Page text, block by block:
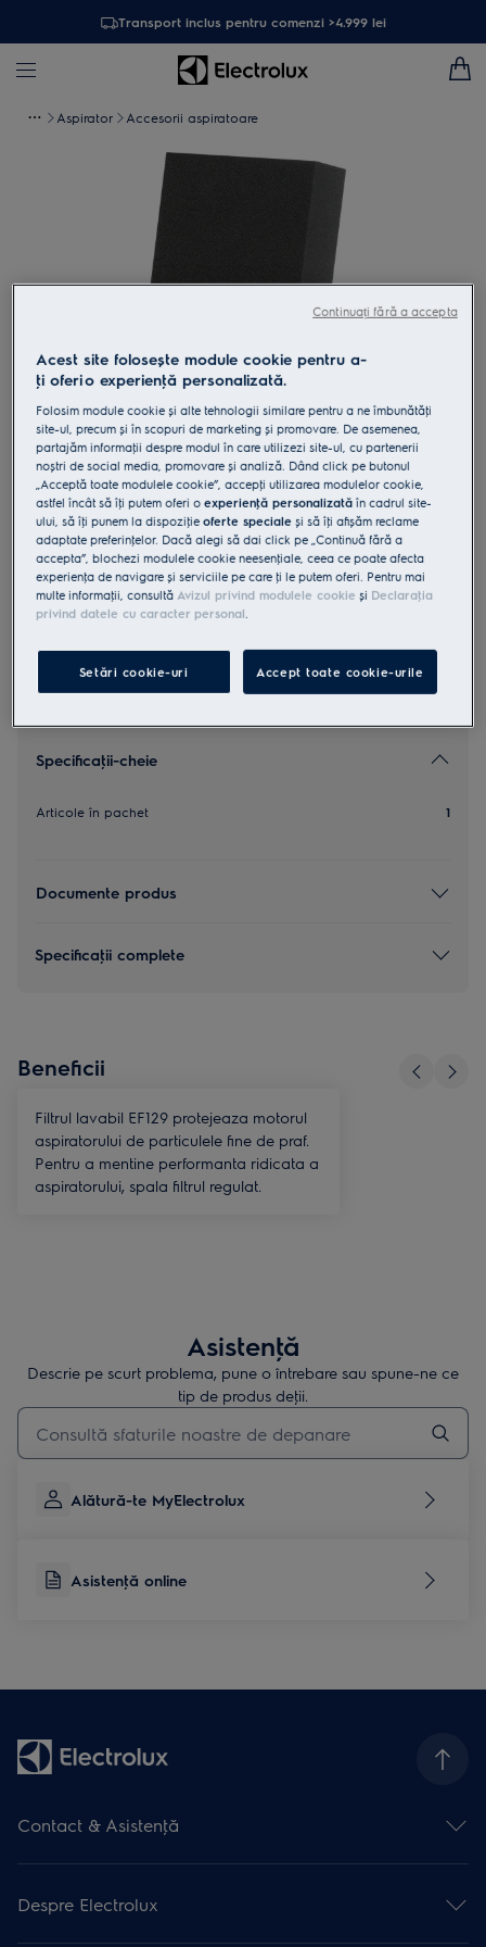
Transport inclus pentru comenzi >4.999 lei
Aspirator Accesorii aspiratoare
Atinge pentru zoom
EF129
Filtru motor aspiratoare fara sac
0 (0)
Specificaţii-cheie
Articole în pachet 1
Documente produs
Specificaţii complete
Beneficii
Filtrul lavabil EF129 protejeaza motorul
aspiratorului de particulele fine de praf.
Pentru a mentine performanta ridicata a
aspiratorului, spala filtrul regulat.
Asistenţă
Descrie pe scurt problema, pune o întrebare sau spune-ne ce
tip de produs deţii.
Type to search for support articles
Alătură-te MyElectrolux
Asistenţă online
Contact & Asistenţă
Asistenţă online
Asistenţă service
Articole de asistență
Despre Electrolux
Acest site folosește module cookie pentru a-
ţi oferi o experienţă personalizată.
Folosim module cookie și alte tehnologii similare pentru a ne îmbunătăţi
site-ul, precum și în scopuri de marketing și promovare. De asemenea,
partajăm informaţii despre modul în care utilizezi site-ul, cu partenerii
noștri de social media, promovare și analiză. Dând click pe butonul
„Acceptă toate modulele cookie”, accepţi utilizarea modulelor cookie,
astfel încât să îţi putem oferi oexperienţă personalizată în cadrul site-
ului, să îţi punem la dispoziţieoferte speciale și să îţi afișăm reclame
adaptate preferinţelor. Dacă alegi să dai click pe „Continuă fără a
accepta”, blochezi modulele cookie neesenţiale, ceea ce poate afecta
experienţa de navigare și serviciile pe care ţi le putem oferi. Pentru mai
multe informaţii, consultăAvizul privind modulele cookie și Declaraţia
privind datele cu caracter personal.
Setări cookie-uri Accept toate cookie-urile
Continuați fără a accepta